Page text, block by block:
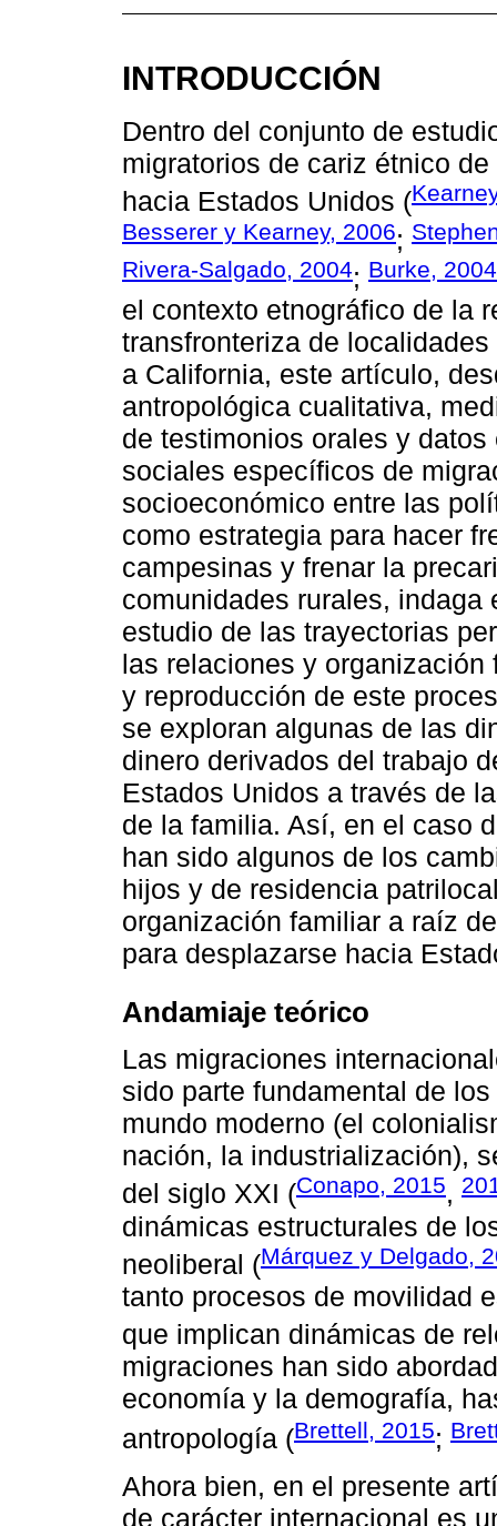
INTRODUCCIÓN
Dentro del conjunto de
migratorios de cariz étnico
hacia Estados Unidos (
Besserer y Kearney, 2006;
Rivera-Salgado, 2004; Burke, 2004
el contexto etnográfico de la
transfronteriza de
a California, este artículo,
antropológica cualitativa,
de testimonios orales y
sociales específicos de
socioeconómico entre las
como estrategia para hacer
campesinas y frenar la
comunidades rurales,
estudio de las trayectorias
las relaciones y
y reproducción de este
se exploran algunas de las
dinero derivados del trabajo
Estados Unidos a través de
de la familia. Así, en el caso
han sido algunos de los
hijos y de residencia
organización familiar a raíz
para desplazarse hacia
Andamiaje teórico
Las migraciones
sido parte fundamental de
mundo moderno (el
nación, la industrialización),
del siglo XXI (Conapo, 2015,
dinámicas estructurales de
neoliberal (Márquez y Delgado,
tanto procesos de movilidad
que implican dinámicas de
migraciones han sido
economía y la demografía,
antropología (Brettell, 2015;
Ahora bien, en el presente
de carácter internacional es